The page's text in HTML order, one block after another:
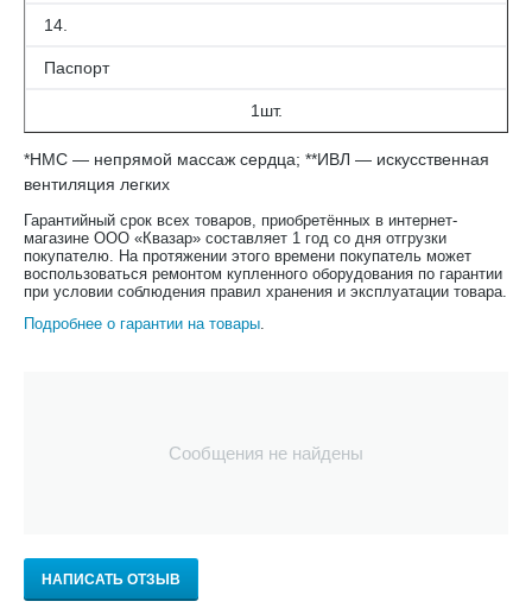
14.
Паспорт
1шт.
*НМС — непрямой массаж сердца; **ИВЛ — искусственная
вентиляция легких
Гарантийный срок всех товаров, приобретённых в интернет-
магазине ООО «Квазар» составляет 1 год со дня отгрузки
покупателю. На протяжении этого времени покупатель может
воспользоваться ремонтом купленного оборудования по гарантии
при условии соблюдения правил хранения и эксплуатации товара.
Подробнее о гарантии на товары.
Сообщения не найдены
НАПИСАТЬ ОТЗЫВ